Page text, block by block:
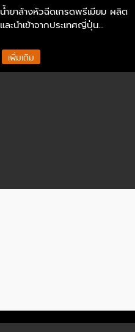
น้ำยาล้างหัวฉีดเกรดพรีเมียม ผลิต
และนำเข้าจากประเทศญี่ปุ่น...
เพิ่มเติม